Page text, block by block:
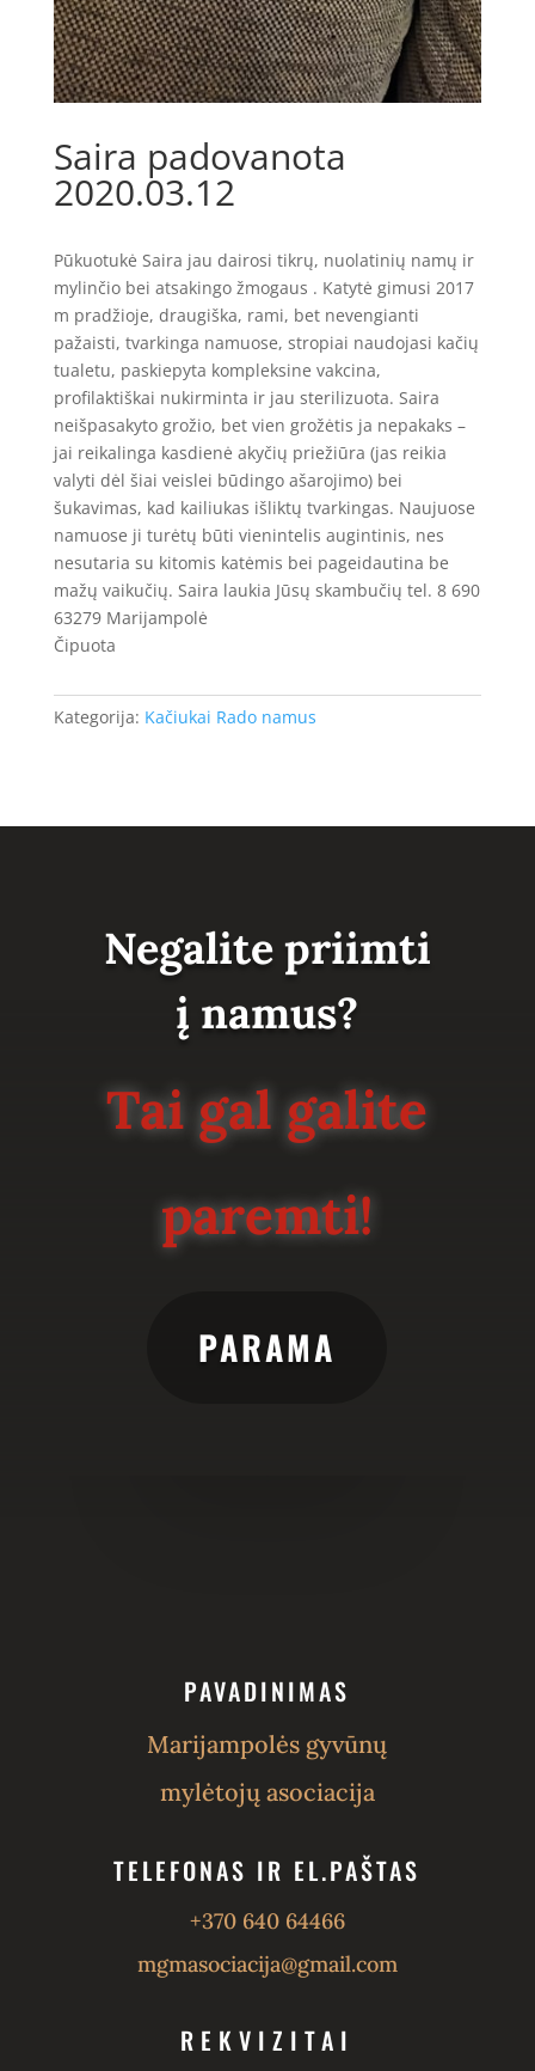
Saira padovanota
2020.03.12
Pūkuotukė Saira jau dairosi tikrų, nuolatinių namų ir
mylinčio bei atsakingo žmogaus . Katytė gimusi 2017
m pradžioje, draugiška, rami, bet nevengianti
pažaisti, tvarkinga namuose, stropiai naudojasi kačių
tualetu, paskiepyta kompleksine vakcina,
profilaktiškai nukirminta ir jau sterilizuota. Saira
neišpasakyto grožio, bet vien grožėtis ja nepakaks –
jai reikalinga kasdienė akyčių priežiūra (jas reikia
valyti dėl šiai veislei būdingo ašarojimo) bei
šukavimas, kad kailiukas išliktų tvarkingas. Naujuose
namuose ji turėtų būti vienintelis augintinis, nes
nesutaria su kitomis katėmis bei pageidautina be
mažų vaikučių. Saira laukia Jūsų skambučių tel. 8 690
63279 Marijampolė
Čipuota
Kategorija: Kačiukai Rado namus
Negalite priimti
į namus?
Tai gal galite
paremti!
PARAMA
PAVADINIMAS
Marijampolės gyvūnų
mylėtojų asociacija
TELEFONAS IR EL.PAŠTAS
+370 640 64466
mgmasociacija@gmail.com
REKVIZITAI